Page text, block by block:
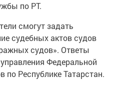
по РТ.
смогут задать
судебных актов судов
судов». Ответы
Федеральной
Республике Татарстан.